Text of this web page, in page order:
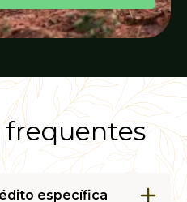
específica